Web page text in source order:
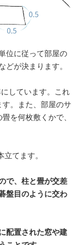
位に従って部屋の
どが決まります。
しています。これ
。また、部屋のサ
を何枚敷くかで、
てます。
で、柱と畳が交差
盤目のように交わ
配置された窓や建